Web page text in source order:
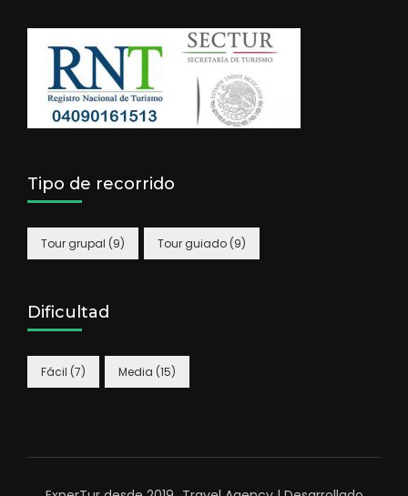
Tipo de recorrido
Tour grupal (9) Tour guiado (9)
Dificultad
Fácil (7) Media (15)